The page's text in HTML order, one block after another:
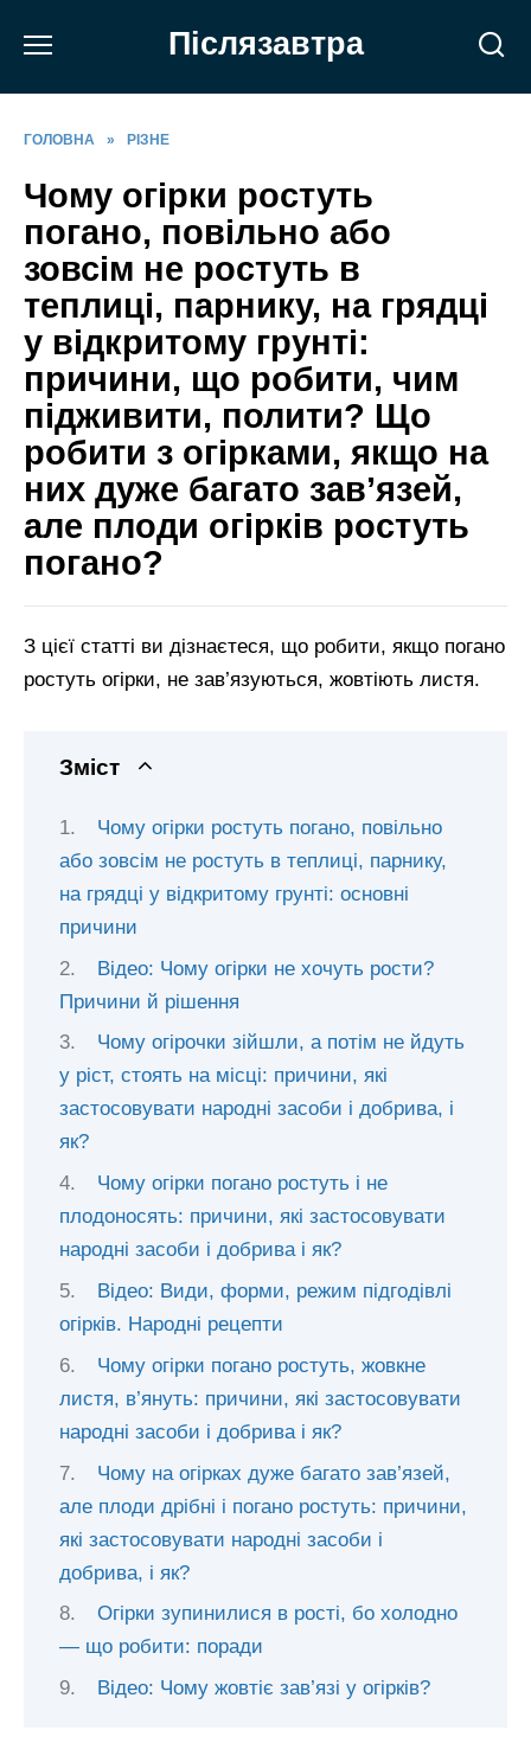
Післязавтра
ГОЛОВНА » РІЗНЕ
Чому огірки ростуть
погано, повільно або
зовсім не ростуть в
теплиці, парнику, на грядці
у відкритому грунті:
причини, що робити, чим
підживити, полити? Що
робити з огірками, якщо на
них дуже багато зав’язей,
але плоди огірків ростуть
погано?
З цієї статті ви дізнаєтеся, що робити, якщо погано
ростуть огірки, не зав’язуються, жовтіють листя.
Зміст
Чому огірки ростуть погано, повільно
або зовсім не ростуть в теплиці, парнику,
на грядці у відкритому грунті: основні
причини
Відео: Чому огірки не хочуть рости?
Причини й рішення
Чому огірочки зійшли, а потім не йдуть
у ріст, стоять на місці: причини, які
застосовувати народні засоби і добрива, і
як?
Чому огірки погано ростуть і не
плодоносять: причини, які застосовувати
народні засоби і добрива і як?
Відео: Види, форми, режим підгодівлі
огірків. Народні рецепти
Чому огірки погано ростуть, жовкне
листя, в’януть: причини, які застосовувати
народні засоби і добрива і як?
Чому на огірках дуже багато зав’язей,
але плоди дрібні і погано ростуть: причини,
які застосовувати народні засоби і
добрива, і як?
Огірки зупинилися в рості, бо холодно
— що робити: поради
Відео: Чому жовтіє зав’язі у огірків?